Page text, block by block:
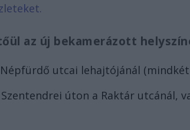
az új bekamerázott
utcai lehajtójánál
úton a Raktár utcánál,